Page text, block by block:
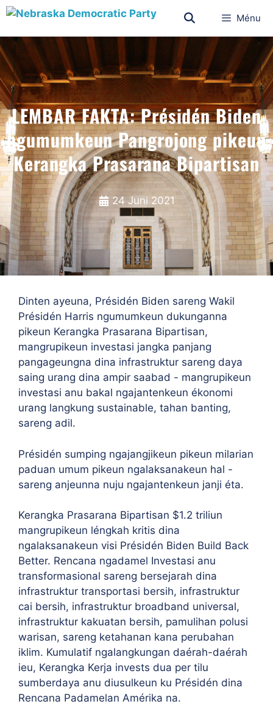
Ménu
LEMBAR FAKTA: Présidén Biden
ngumumkeun Pangrojong pikeun
Kerangka Prasarana Bipartisan
24 Juni 2021
Dinten ayeuna, Présidén Biden sareng Wakil
Présidén Harris ngumumkeun dukunganna
pikeun Kerangka Prasarana Bipartisan,
mangrupikeun investasi jangka panjang
pangageungna dina infrastruktur sareng daya
saing urang dina ampir saabad - mangrupikeun
investasi anu bakal ngajantenkeun ékonomi
urang langkung sustainable, tahan banting,
sareng adil.
Présidén sumping ngajangjikeun pikeun milarian
paduan umum pikeun ngalaksanakeun hal -
sareng anjeunna nuju ngajantenkeun janji éta.
Kerangka Prasarana Bipartisan $1.2 triliun
mangrupikeun léngkah kritis dina
ngalaksanakeun visi Présidén Biden Build Back
Better. Rencana ngadamel Investasi anu
transformasional sareng bersejarah dina
infrastruktur transportasi bersih, infrastruktur
cai bersih, infrastruktur broadband universal,
infrastruktur kakuatan bersih, pamulihan polusi
warisan, sareng ketahanan kana perubahan
iklim. Kumulatif ngalangkungan daérah-daérah
ieu, Kerangka Kerja invests dua per tilu
sumberdaya anu diusulkeun ku Présidén dina
Rencana Padamelan Amérika na.